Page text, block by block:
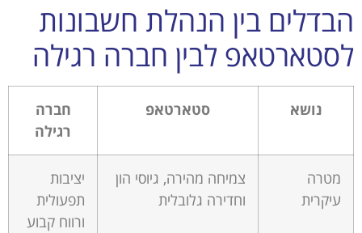
הבדלים בין הנהלת חשבונות
לסטארטאפ לבין חברה רגילה
נושא סטארטאפ
חברה
רגילה
מטרה
עיקרית
צמיחה מהירה, גיוסי הון
וחדירה גלובלית
יציבות
תפעולית
ורווח קבוע